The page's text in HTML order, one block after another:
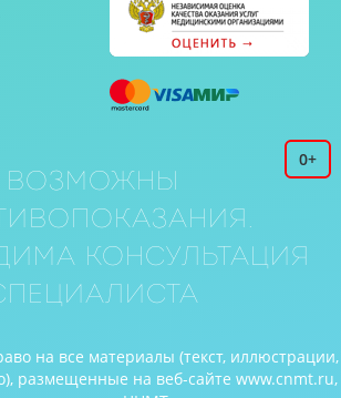
0+
Возможны
консультация
на все материалы (текст, иллюстрации,
размещенные на веб-сайте www.cnmt.ru,